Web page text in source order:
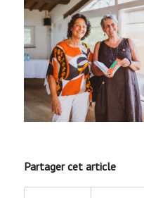
Partager cet article